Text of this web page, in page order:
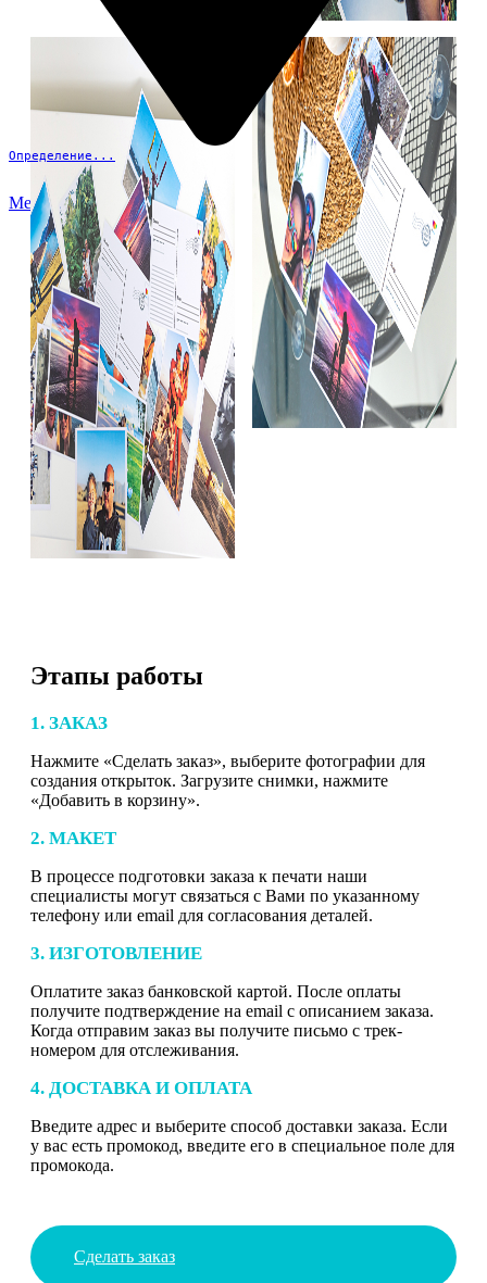
Определение...
Меню
Этапы работы
1. ЗАКАЗ
Нажмите «Сделать заказ», выберите фотографии для
создания открыток. Загрузите снимки, нажмите
«Добавить в корзину».
2. МАКЕТ
В процессе подготовки заказа к печати наши
специалисты могут связаться с Вами по указанному
телефону или email для согласования деталей.
3. ИЗГОТОВЛЕНИЕ
Оплатите заказ банковской картой. После оплаты
получите подтверждение на email с описанием заказа.
Когда отправим заказ вы получите письмо с трек-
номером для отслеживания.
4. ДОСТАВКА И ОПЛАТА
Введите адрес и выберите способ доставки заказа. Если
у вас есть промокод, введите его в специальное поле для
промокода.
Сделать заказ